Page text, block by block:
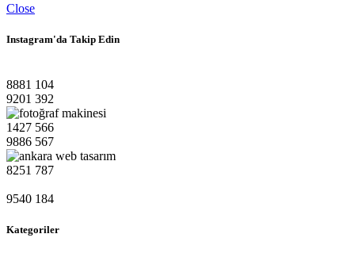
Close
Instagram'da Takip Edin
8881 104
9201 392
1427 566
9886 567
8251 787
9540 184
Kategoriler